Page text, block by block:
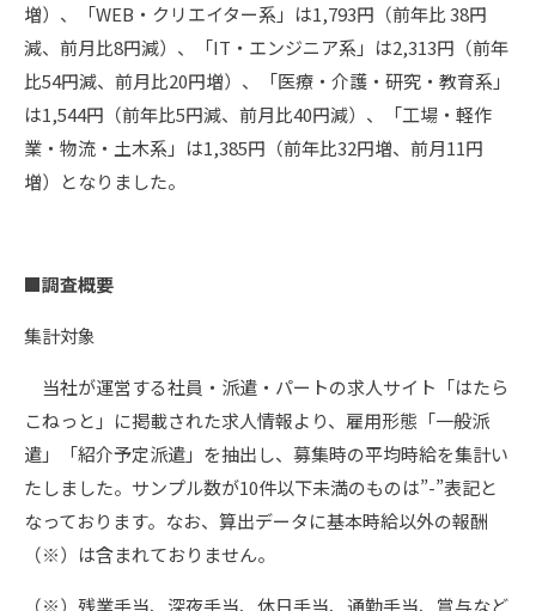
増）、「WEB・クリエイター系」は1,793円（前年比 38円
減、前月比8円減）、「IT・エンジニア系」は2,313円（前年
比54円減、前月比20円増）、「医療・介護・研究・教育系」
は1,544円（前年比5円減、前月比40円減）、「工場・軽作
業・物流・土木系」は1,385円（前年比32円増、前月11円
増）となりました。
■調査概要
集計対象
当社が運営する社員・派遣・パートの求人サイト「はたら
こねっと」に掲載された求人情報より、雇用形態「一般派
遣」「紹介予定派遣」を抽出し、募集時の平均時給を集計い
たしました。サンプル数が10件以下未満のものは”-”表記と
なっております。なお、算出データに基本時給以外の報酬
（※）は含まれておりません。
（※）残業手当、深夜手当、休日手当、通勤手当、賞与など